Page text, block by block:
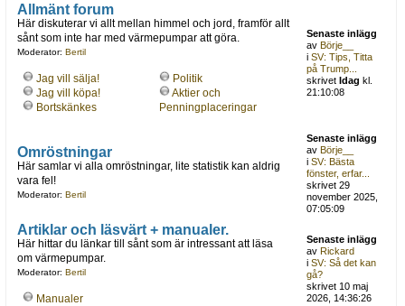
Allmänt forum
Här diskuterar vi allt mellan himmel och jord, framför allt
sånt som inte har med värmepumpar att göra.
Moderator: Bertil
Jag vill sälja!
Jag vill köpa!
Bortskänkes
Politik
Aktier och
Penningplaceringar
Senaste inlägg
avBörje__
iSV: Tips, Titta
på Trump...
skrivetIdag kl.
21:10:08
Omröstningar
Här samlar vi alla omröstningar, lite statistik kan aldrig
vara fel!
Moderator: Bertil
Senaste inlägg
avBörje__
iSV: Bästa
fönster, erfar...
skrivet 29
november 2025,
07:05:09
Artiklar och läsvärt + manualer.
Här hittar du länkar till sånt som är intressant att läsa
om värmepumpar.
Moderator: Bertil
Manualer
Senaste inlägg
avRickard
iSV: Så det kan
gå?
skrivet 10 maj
2026, 14:36:26